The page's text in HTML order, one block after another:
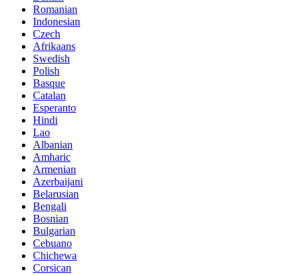
Romanian
Indonesian
Czech
Afrikaans
Swedish
Polish
Basque
Catalan
Esperanto
Hindi
Lao
Albanian
Amharic
Armenian
Azerbaijani
Belarusian
Bengali
Bosnian
Bulgarian
Cebuano
Chichewa
Corsican